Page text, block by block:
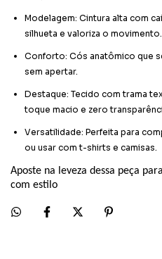
Modelagem: Cintura alta com
silhueta e valoriza o movimento.
Conforto: Cós anatômico que
sem apertar.
Destaque: Tecido com trama
toque macio e zero
Versatilidade: Perfeita para
ou usar com t-shirts e camisas.
Aposte na leveza dessa peça
com estilo